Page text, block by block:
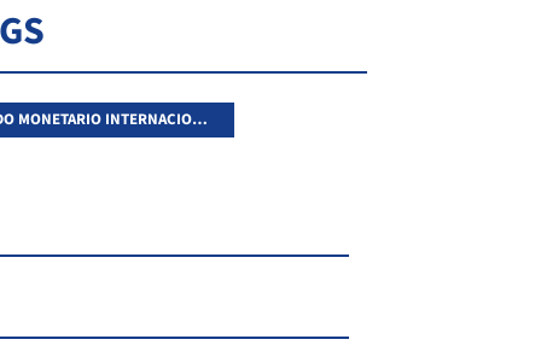
FONDO MONETARIO INTERNACIONAL